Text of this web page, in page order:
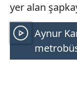
yer alan
Aynur